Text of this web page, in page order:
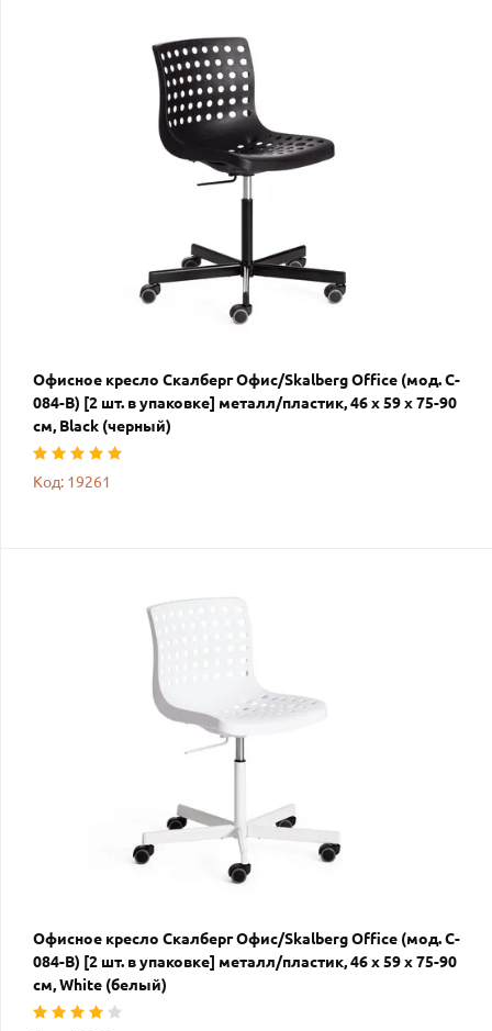
Офисное кресло Скалберг Офис/Skalberg Office (мод. C-
084-B) [2 шт. в упаковке] металл/пластик, 46 х 59 х 75-90
см, Black (черный)
Код: 19261
Офисное кресло Скалберг Офис/Skalberg Office (мод. C-
084-B) [2 шт. в упаковке] металл/пластик, 46 х 59 х 75-90
см, White (белый)